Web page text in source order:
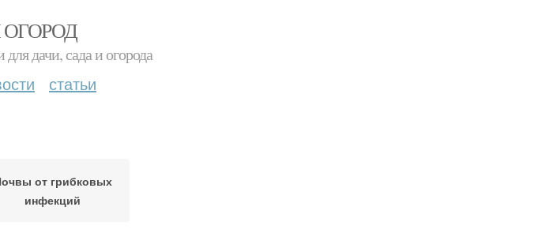
дачи, сада и огорода
статьи
от грибковых
инфекций